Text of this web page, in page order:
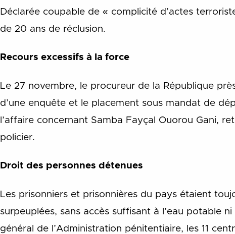
Déclarée coupable de « complicité d’actes
de 20 ans de réclusion.
Recours excessifs à la force
Le 27 novembre, le procureur de la République
d’une enquête et le placement sous mandat de
l’affaire concernant Samba Fayçal Ouorou Gani,
policier.
Droit des personnes détenues
Les prisonniers et prisonnières du pays étaient
surpeuplées, sans accès suffisant à l’eau potable
général de l’Administration pénitentiaire, les 11